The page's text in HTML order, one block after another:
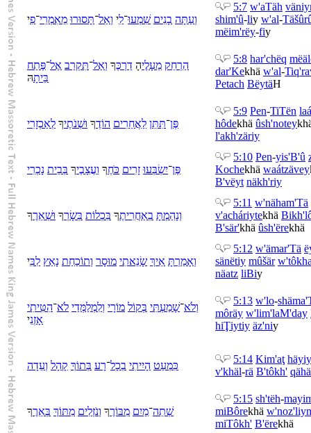
וְעַתָּה בָנִים שִׁמְעוּ־לִי וְאַל־תָּסוּרוּ מֵאִמְרֵי־פִי
5:7 w'aTäh
shim'û-liy w'al-
mëim'rëy-fiy
הַרְחֵק מֵעָלֶיהָ דַרְכֶּךָ וְאַל־תִּקְרַב אֶל־פֶּתַח
בֵּיתָהּ
5:8 har'chëq më
dar'Kekhä w'al-
Petach BëytäH
פֶּן־תִּתֵּן לַאֲחֵרִים הוֹדֶךָ וּשְׁנֹתֶיךָ לְאַכְזָרִי
5:9 Pen-TiTën la
hôdekhä ûsh'notey
l'akh'zäriy
פֶּן־יִשְׂבְּעוּ זָרִים כֹּחֶךָ וַעֲצָבֶיךָ בְּבֵית נָכְרִי
5:10 Pen-yis'B'û
Kochekhä waátzävey
B'vëyt näkh'riy
וְנָהַמְתָּ בְאַחֲרִיתֶךָ בִּכְלוֹת בְּשָׂרְךָ וּשְׁאֵרֶךָ
5:11 w'näham'Tä
v'acháriytekhä Bi
B'sär'khä ûsh'ërekhä
וְאָמַרְתָּ אֵיךְ שָׂנֵאתִי מוּסָר וְתוֹכַחַת נָאַץ לִבִּי
5:12 w'ämar'Tä
sänëtiy mûšär w'
näatz liBiy
וְלֹא־שָׁמַעְתִּי בְּקוֹל מוֹרָי וְלִמְלַמְּדַי לֹא־הִטִּיתִי
אָזְנִי
5:13 w'lo-
môräy w'lim'laM'day
hiŢiytiy äz'niy
כִּמְעַט הָיִיתִי בְכָל־רָע בְּתוֹךְ קָהָל וְעֵדָה
5:14 Kim'aţ
v'khäl-rä B'tôkh'
שְׁתֵה־מַיִם מִבּוֹרֶךָ וְנֹזְלִים מִתּוֹךְ בְּאֵרֶךָ
5:15 sh'tëh-
miBôrekhä w'
miTôkh' B'ërekhä